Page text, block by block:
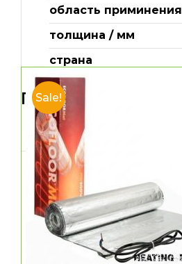
область приминения
толщина / мм
страна
гарантія / місяців
количество жил
Похожие товары
Sale!